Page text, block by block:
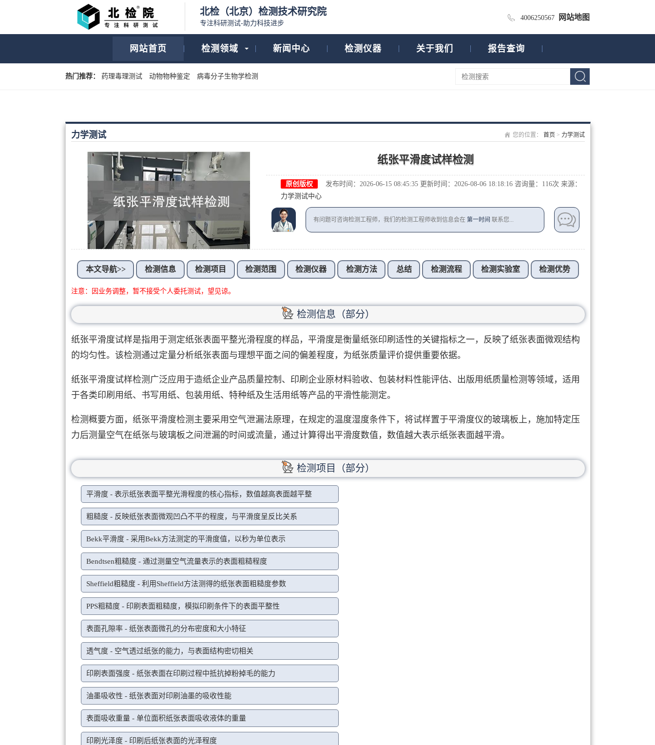
北检（北京）检测技术研究院
专注科研测试-助力科技进步
4006250567 网站地图
网站首页 检测领域 新闻中心 检测仪器 关于我们 报告查询
热门推荐： 药理毒理测试 动物物种鉴定 病毒分子生物学检测
您的位置： 首页> 力学测试
力学测试
纸张平滑度试样检测
原创版权 发布时间：2026-06-15 08:45:35 更新时间：2026-08-06 18:18:16 咨询量：1 16次 来源：
力学测试中心
有问题可咨询检测工程师，我们的检测工程师收到信息会在第一时间 联系您...
本文导航>> 检测信息 检测项目 检测范围 检测仪器 检测方法 总结 检测流程 检测实验室 检测优势
注意：因业务调整，暂不接受个人委托测试，望见谅。
检测信息（部分）
纸张平滑度试样是指用于测定纸张表面平整光滑程度的样品，平滑度是衡量纸张印刷适性的关键指标之一，反映了纸张表面微观结构
的均匀性。该检测通过定量分析纸张表面与理想平面之间的偏差程度，为纸张质量评价提供重要依据。
纸张平滑度试样检测广泛应用于造纸企业产品质量控制、印刷企业原材料验收、包装材料性能评估、出版用纸质量检测等领域，适用
于各类印刷用纸、书写用纸、包装用纸、特种纸及生活用纸等产品的平滑性能测定。
检测概要方面，纸张平滑度检测主要采用空气泄漏法原理，在规定的温度湿度条件下，将试样置于平滑度仪的玻璃板上，施加特定压
力后测量空气在纸张与玻璃板之间泄漏的时间或流量，通过计算得出平滑度数值，数值越大表示纸张表面越平滑。
检测项目（部分）
平滑度 - 表示纸张表面平整光滑程度的核心指标，数值越高表面越平整
粗糙度 - 反映纸张表面微观凹凸不平的程度，与平滑度呈反比关系
Bekk平滑度 - 采用Bekk方法测定的平滑度值，以秒为单位表示
Bendtsen粗糙度 - 通过测量空气流量表示的表面粗糙程度
Sheffield粗糙度 - 利用Sheffield方法测得的纸张表面粗糙度参数
PPS粗糙度 - 印刷表面粗糙度，模拟印刷条件下的表面平整性
表面孔隙率 - 纸张表面微孔的分布密度和大小特征
透气度 - 空气透过纸张的能力，与表面结构密切相关
印刷表面强度 - 纸张表面在印刷过程中抵抗掉粉掉毛的能力
油墨吸收性 - 纸张表面对印刷油墨的吸收性能
表面吸收重量 - 单位面积纸张表面吸收液体的重量
印刷光泽度 - 印刷后纸张表面的光泽程度